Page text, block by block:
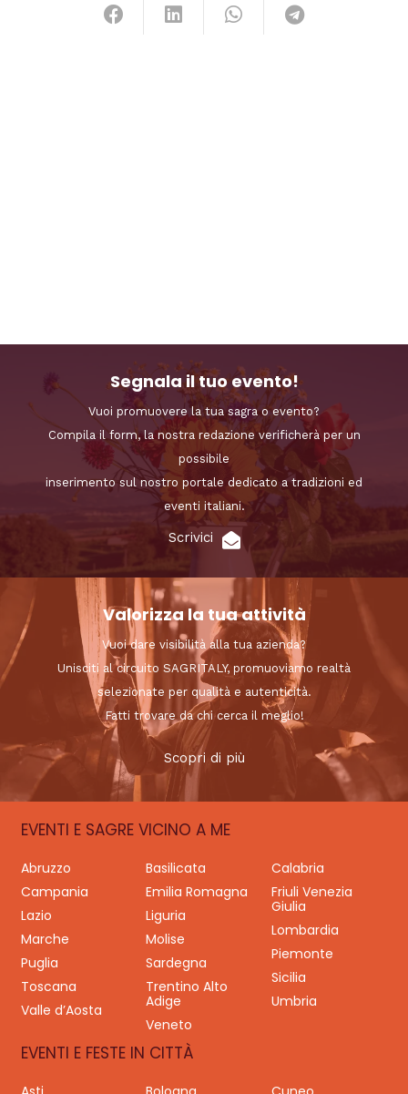
Segnala il tuo evento!
Vuoi promuovere la tua sagra o evento?
Compila il form, la nostra redazione verificherà per un
possibile
inserimento sul nostro portale dedicato a tradizioni ed
eventi italiani.
Scrivici
Valorizza la tua attività
Vuoi dare visibilità alla tua azienda?
Unisciti al circuito SAGRITALY, promuoviamo realtà
selezionate per qualità e autenticità.
Fatti trovare da chi cerca il meglio!
Scopri di più
EVENTI E SAGRE VICINO A ME
Abruzzo Basilicata
Calabria
Campania
Emilia Romagna
Friuli Venezia
Giulia
Lazio
Liguria
Lombardia
Marche
Molise
Piemonte
Puglia
Sardegna
Sicilia
Toscana
Trentino Alto
Adige
Umbria
Valle d’Aosta
Veneto
EVENTI E FESTE IN CITTÀ